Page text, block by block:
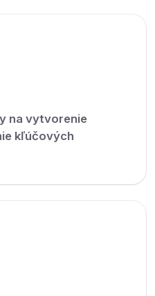
na vytvorenie
kľúčových